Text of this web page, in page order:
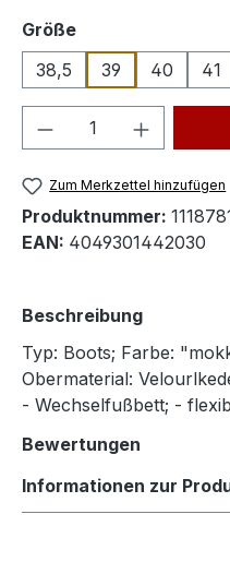
Größeauswählen
38,5
39 40 41
Produkt Anzahl:
Zum Merkzettel hinzufügen
Produktnummer:
EAN: 4049301442030
Beschreibung
Typ: Boots; Farbe:
Obermaterial:
- Wechselfußbett; -
Bewertungen
Informationen zur